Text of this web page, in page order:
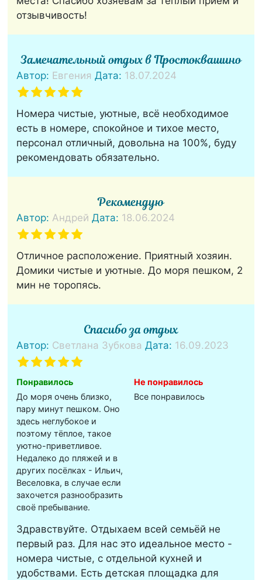
отзывчивость!
Замечательный отдых в Простоквашино
Автор: Евгения Дата: 18.07.2024
Номера чистые, уютные, всё необходимое
есть в номере, спокойное и тихое место,
персонал отличный, довольна на 100%, буду
рекомендовать обязательно.
Рекомендую
Автор:Андрей Дата: 18.06.2024
Отличное расположение. Приятный хозяин.
Домики чистые и уютные. До моря пешком, 2
мин не торопясь.
Спасибо за отдых
Автор: Светлана Зубкова Дата: 16.09.2023
Понравилось
До моря очень близко,
пару минут пешком. Оно
здесь неглубокое и
поэтому тëплое, такое
уютно-приветливое.
Недалеко до пляжей и в
других посëлках - Ильич,
Веселовка, в случае если
захочется разнообразить
своё пребывание.
Не понравилось
Все понравилось
Здравствуйте. Отдыхаем всей семьёй не
первый раз. Для нас это идеальное место -
номера чистые, с отдельной кухней и
удобствами. Есть детская площадка для